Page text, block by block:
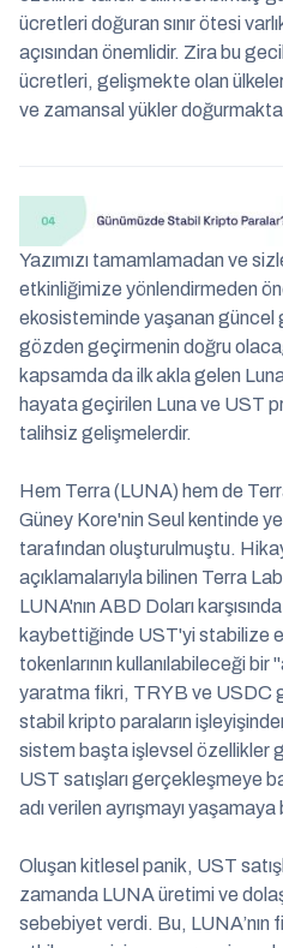
ücretleri doğuran sınır ötesi
açısından önemlidir. Zira bu
ücretleri, gelişmekte olan
ve zamansal yükler
Yazımızı tamamlamadan ve
etkinliğimize yönlendirmeden
ekosisteminde yaşanan güncel
gözden geçirmenin doğru
kapsamda da ilk akla gelen
hayata geçirilen Luna ve UST
talihsiz gelişmelerdir.
Hem Terra (LUNA) hem de
Güney Kore'nin Seul kentinde
tarafından oluşturulmuştu.
açıklamalarıyla bilinen Terra
LUNA'nın ABD Doları
kaybettiğinde UST'yi stabilize
tokenlarının kullanılabileceği
yaratma fikri, TRYB ve USDC
stabil kripto paraların
sistem başta işlevsel özellikler
UST satışları gerçekleşmeye
adı verilen ayrışmayı yaşamaya
Oluşan kitlesel panik, UST
zamanda LUNA üretimi ve
sebebiyet verdi. Bu, LUNA’nın